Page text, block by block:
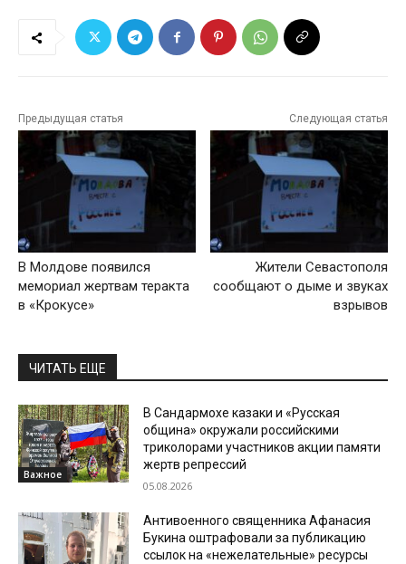
Предыдущая статья
В Молдове появился
мемориал жертвам теракта
в «Крокусе»
Следующая статья
Жители Севастополя
сообщают о дыме и звуках
взрывов
ЧИТАТЬ ЕЩЕ
Важное
В Сандармохе казаки и «Русская
община» окружали российскими
триколорами участников акции памяти
жертв репрессий
05.08.2026
Антивоенного священника Афанасия
Букина оштрафовали за публикацию
ссылок на «нежелательные» ресурсы